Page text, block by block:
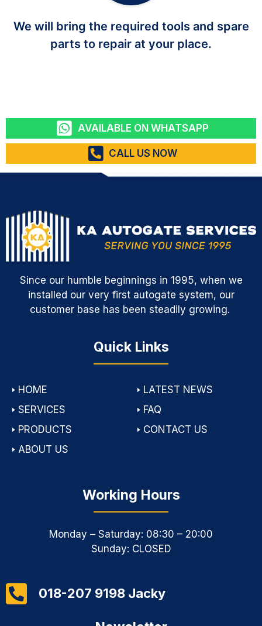
We will bring the required tools and spare
parts to repair at your place.
AVAILABLE ON WHATSAPP
CALL US NOW
Since our humble beginnings in 1995, when we
installed our very first autogate system, our
customer base has been steadily growing.
Quick Links
🢒 HOME
🢒 SERVICES
🢒 PRODUCTS
🢒 ABOUT US
🢒 LATEST NEWS
🢒 FAQ
🢒 CONTACT US
Working Hours
Monday – Saturday: 08:30 – 20:00
Sunday: CLOSED
018-207 9198 Jacky